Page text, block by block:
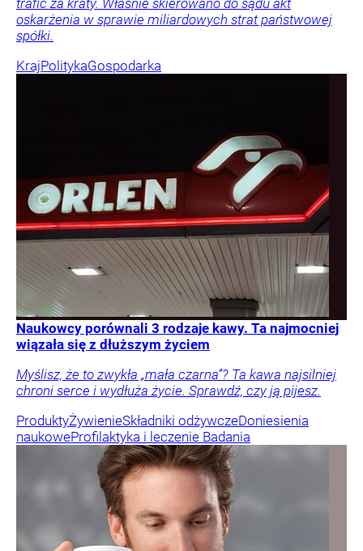
trafić za kraty. Właśnie skierowano do sądu akt
oskarżenia w sprawie miliardowych strat państwowej
spółki.
KrajPolitykaGospodarka
Naukowcy porównali 3 rodzaje kawy. Ta najmocniej
wiązała się z dłuższym życiem
Myślisz, że to zwykła „mała czarna”? Ta kawa najsilniej
chroni serce i wydłuża życie. Sprawdź, czy ją pijesz.
ProduktyŻywienieSkładniki odżywczeDoniesienia
naukoweProfilaktyka i leczenie Badania